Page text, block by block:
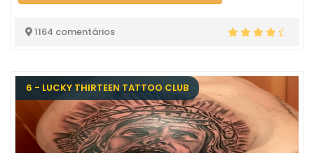
1164 comentários
6 - LUCKY THIRTEEN TATTOO CLUB